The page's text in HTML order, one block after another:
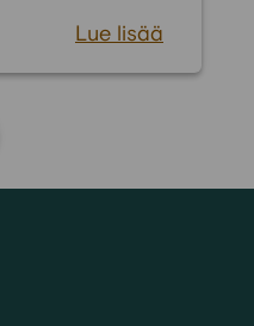
velkojen
kestää
Se on pitkä
perinnän
Lue lisää